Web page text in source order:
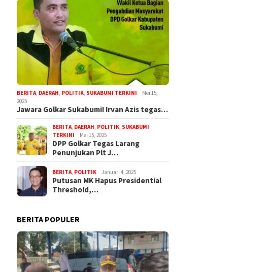
BERITA DAERAH POLITIK SUKABUMI TERKINI
Mei 15,
2025
Jawara Golkar Sukabumi! Irvan Azis tegas…
BERITA DAERAH POLITIK SUKABUMI
TERKINI
Mei 15, 2025
DPP Golkar Tegas Larang
Penunjukan Plt J…
BERITA POLITIK Januari 4, 2025
Putusan MK Hapus Presidential
Threshold,…
BERITA POPULER